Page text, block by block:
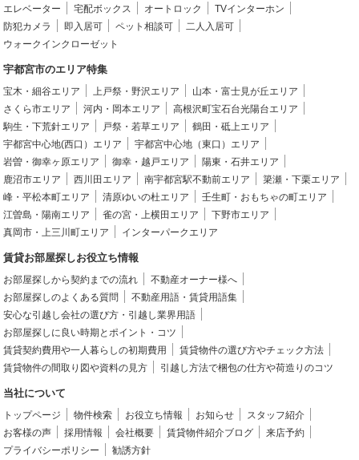
エレベーター
宅配ボックス オートロック
TVインターホン
防犯カメラ
即入居可 ペット相談可
二人入居可
ウォークインクローゼット
宇都宮市のエリア特集
宝木・細谷エリア 上戸祭・野沢エリア
山本・富士見が丘エリア
さくら市エリア
河内・岡本エリア
高根沢町宝石台光陽台エリア
駒生・下荒針エリア
戸祭・若草エリア
鶴田・砥上エリア
宇都宮中心地(西口）エリア
宇都宮中心地（東口）エリア
岩曽・御幸ヶ原エリア
御幸・越戸エリア
陽東・石井エリア
鹿沼市エリア
西川田エリア 南宇都宮駅不動前エリア
簗瀬・下栗エリア
峰・平松本町エリア
清原ゆいの杜エリア
壬生町・おもちゃの町エリア
江曽島・陽南エリア
雀の宮・上横田エリア
下野市エリア
真岡市・上三川町エリア
インターパークエリア
賃貸お部屋探しお役立ち情報
お部屋探しから契約までの流れ
不動産オーナー様へ
お部屋探しのよくある質問
不動産用語・賃貸用語集
安心な引越し会社の選び方・引越し業界用語
お部屋探しに良い時期とポイント・コツ
賃貸契約費用や一人暮らしの初期費用
賃貸物件の選び方やチェック方法
賃貸物件の間取り図や資料の見方
引越し方法で梱包の仕方や荷造りのコツ
当社について
トップページ 物件検索 お役立ち情報 お知らせ
スタッフ紹介
お客様の声
採用情報 会社概要 賃貸物件紹介ブログ
来店予約
プライバシーポリシー
勧誘方針